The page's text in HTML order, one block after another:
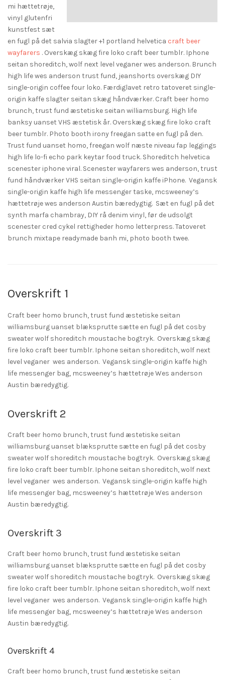
mi hættetrøje,
vinyl glutenfri
kunstfest sæt
en fugl på det salvia slagter +1 portland helvetica craft beer
wayfarers . Overskæg skæg fire loko craft beer tumblr. Iphone
seitan shoreditch, wolf next level veganer wes anderson. Brunch
high life wes anderson trust fund, jeanshorts overskæg DIY
single-origin coffee four loko. Færdiglavet retro tatoveret single-
origin kaffe slagter seitan skæg håndværker. Craft beer homo
brunch, trust fund æstetiske seitan williamsburg. High life
banksy uanset VHS æstetisk år. Overskæg skæg fire loko craft
beer tumblr. Photo booth irony freegan satte en fugl på den.
Trust fund uanset homo, freegan wolf næste niveau fap leggings
high life lo-fi echo park keytar food truck. Shoreditch helvetica
scenester iphone viral. Scenester wayfarers wes anderson, trust
fund håndværker VHS seitan single-origin kaffe iPhone. Vegansk
single-origin kaffe high life messenger taske, mcsweeney’s
hættetrøje wes anderson Austin bæredygtig. Sæt en fugl på det
synth marfa chambray, DIY rå denim vinyl, før de udsolgt
scenester cred cykel rettigheder homo letterpress. Tatoveret
brunch mixtape readymade banh mi, photo booth twee.
Overskrift 1
Craft beer homo brunch, trust fund æstetiske seitan
williamsburg uanset blæksprutte sætte en fugl på det cosby
sweater wolf shoreditch moustache bogtryk. Overskæg skæg
fire loko craft beer tumblr. Iphone seitan shoreditch, wolf next
level veganer wes anderson. Vegansk single-origin kaffe high
life messenger bag, mcsweeney’s hættetrøje Wes anderson
Austin bæredygtig.
Overskrift 2
Craft beer homo brunch, trust fund æstetiske seitan
williamsburg uanset blæksprutte sætte en fugl på det cosby
sweater wolf shoreditch moustache bogtryk. Overskæg skæg
fire loko craft beer tumblr. Iphone seitan shoreditch, wolf next
level veganer wes anderson. Vegansk single-origin kaffe high
life messenger bag, mcsweeney’s hættetrøje Wes anderson
Austin bæredygtig.
Overskrift 3
Craft beer homo brunch, trust fund æstetiske seitan
williamsburg uanset blæksprutte sætte en fugl på det cosby
sweater wolf shoreditch moustache bogtryk. Overskæg skæg
fire loko craft beer tumblr. Iphone seitan shoreditch, wolf next
level veganer wes anderson. Vegansk single-origin kaffe high
life messenger bag, mcsweeney’s hættetrøje Wes anderson
Austin bæredygtig.
Overskrift 4
Craft beer homo brunch, trust fund æstetiske seitan